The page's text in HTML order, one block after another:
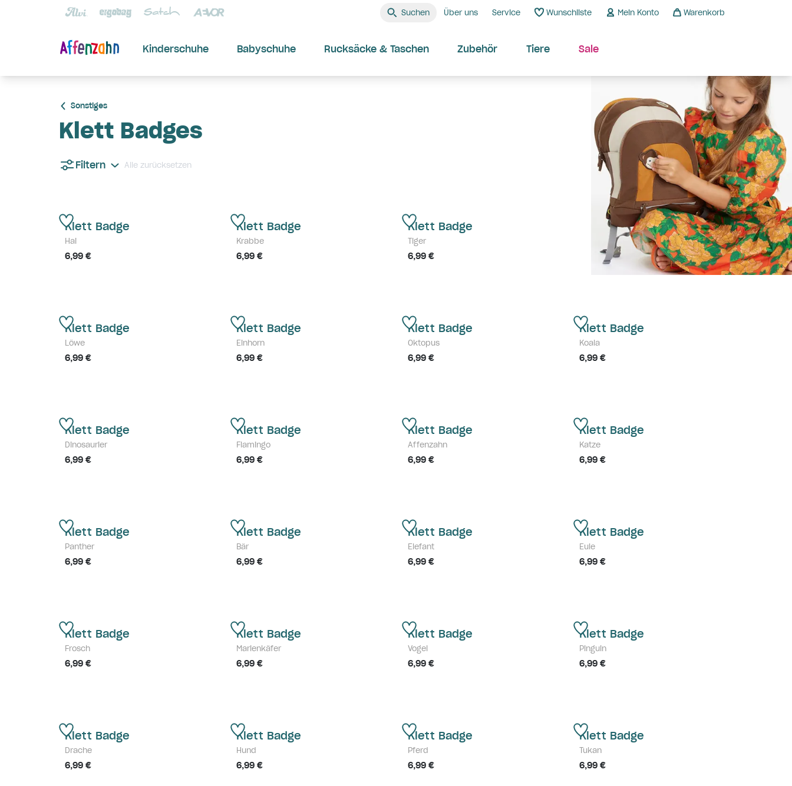
Suchen Über uns Service Wunschliste Mein Konto Warenkorb
Kinderschuhe Babyschuhe Rucksäcke & Taschen Zubehör Tiere Sale
Sonstiges
Klett Badges
Filtern Alle zurücksetzen
Klett Badge
Hai
6,99 €
Klett Badge
Krabbe
6,99 €
Klett Badge
Tiger
6,99 €
Klett Badge
Löwe
6,99 €
Klett Badge
Einhorn
6,99 €
Klett Badge
Oktopus
6,99 €
Klett Badge
Koala
6,99 €
Klett Badge
Dinosaurier
6,99 €
Klett Badge
Flamingo
6,99 €
Klett Badge
Affenzahn
6,99 €
Klett Badge
Katze
6,99 €
Klett Badge
Panther
6,99 €
Klett Badge
Bär
6,99 €
Klett Badge
Elefant
6,99 €
Klett Badge
Eule
6,99 €
Klett Badge
Frosch
6,99 €
Klett Badge
Marienkäfer
6,99 €
Klett Badge
Vogel
6,99 €
Klett Badge
Pinguin
6,99 €
Klett Badge
Drache
6,99 €
Klett Badge
Hund
6,99 €
Klett Badge
Pferd
6,99 €
Klett Badge
Tukan
6,99 €